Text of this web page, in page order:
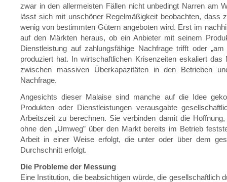
zwar in den allermeisten Fällen nicht unbedingt Narren am
lässt sich mit unschöner Regelmäßigkeit beobachten, dass
wenig von bestimmten Gütern angeboten wird. Erst im
auf den Märkten heraus, ob ein Anbieter mit seinem
Dienstleistung auf zahlungsfähige Nachfrage trifft oder „am
produziert hat. In wirtschaftlichen Krisenzeiten eskaliert das
zwischen massiven Überkapazitäten in den Betrieben
Nachfrage.
Angesichts dieser Malaise sind manche auf die Idee
Produkten oder Dienstleistungen verausgabte
Arbeitszeit zu berechnen. Sie verbinden damit die
ohne den „Umweg” über den Markt bereits im Betrieb
Arbeit in einer Weise erfolgt, die unter oder über dem
Durchschnitt erfolgt.
Die Probleme der Messung
Eine Institution, die beabsichtigen würde, die gesellschaftlich